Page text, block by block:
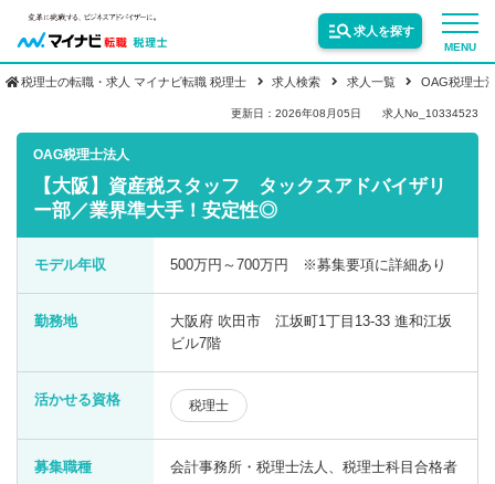
MENU
求人を探す
転職お役立ち情報
業界情報
税理士の転職・求人 マイナビ転職 税理士 求人検索 求人一覧 OAG税理士
更新日：2026年08月05日 求人No_10334523
OAG税理士法人
【大阪】資産税スタッフ タックスアドバイザリ
ー部／業界準大手！安定性◎
モデル年収 500万円～700万円 ※募集要項に詳細あり
勤務地
大阪府 吹田市 江坂町1丁目13-33 進和江坂
ビル7階
活かせる資格 税理士
募集職種 会計事務所・税理士法人、税理士科目合格者